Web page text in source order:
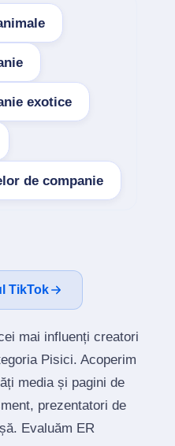
exotice
de companie
TikTok
mai influenți creatori
Pisici. Acoperim
media și pagini de
prezentatori de
Evaluăm ER